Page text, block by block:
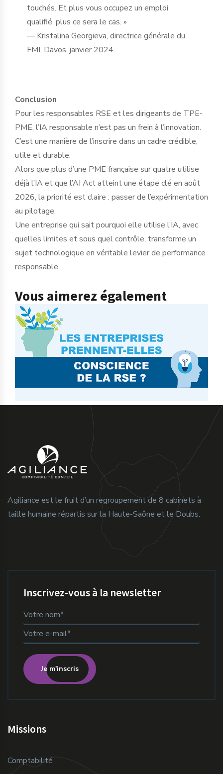
touchés. Et plus vous occupez un emploi
qualifié, plus ce sera le cas. »
— Kristalina Georgieva, directrice générale du
FMI, Davos, janvier 2024
Conclusion
Pour les responsables RSE et les dirigeants de TPE-
PME, l’IA responsable n’est pas un frein à l’innovation.
C’est une manière de l’inscrire dans un cadre crédible,
utile et durable.
Alors que plus d’une PME française sur quatre utilise
déjà l’IA et que l’AI Act atteint une étape clé en août
2026, la priorité est claire : passer de l’expérimentation
au pilotage.
Une entreprise qui sait pourquoi elle utilise l’IA, avec
quelles limites et sous quel contrôle, transforme un
sujet technologique en véritable levier de performance
responsable.
Vous aimerez également
Agiliance est le fruit d’un regroupement de 8 cabinets à
taille humaine répartis sur la Haute-Saône et le Doubs.
Inscrivez-vous à la newsletter
Je m'inscris
Missions
Comptabilité